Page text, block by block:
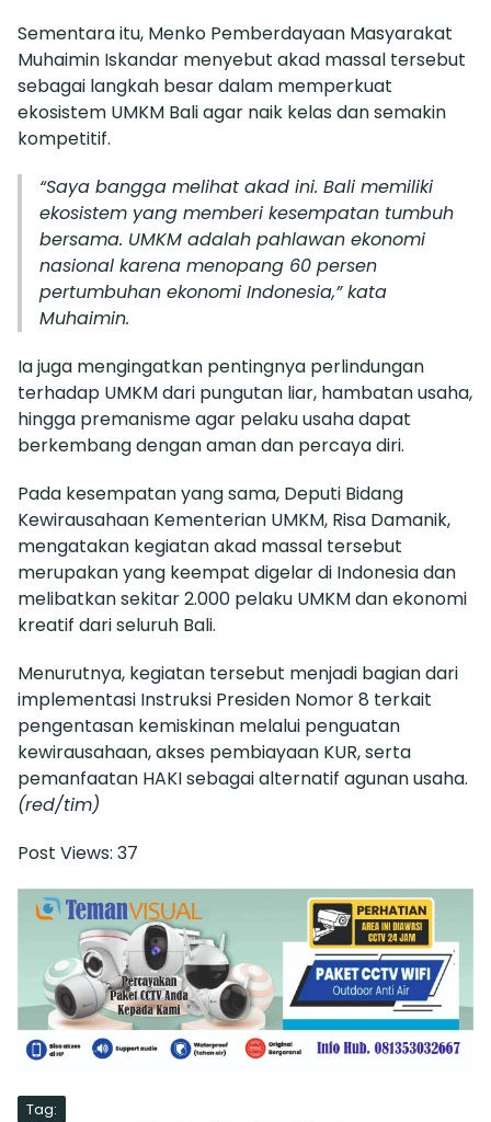
Sementara itu, Menko Pemberdayaan Masyarakat
Muhaimin Iskandar menyebut akad massal tersebut
sebagai langkah besar dalam memperkuat
ekosistem UMKM Bali agar naik kelas dan semakin
kompetitif.
“Saya bangga melihat akad ini. Bali memiliki
ekosistem yang memberi kesempatan tumbuh
bersama. UMKM adalah pahlawan ekonomi
nasional karena menopang 60 persen
pertumbuhan ekonomi Indonesia,” kata
Muhaimin.
Ia juga mengingatkan pentingnya perlindungan
terhadap UMKM dari pungutan liar, hambatan usaha,
hingga premanisme agar pelaku usaha dapat
berkembang dengan aman dan percaya diri.
Pada kesempatan yang sama, Deputi Bidang
Kewirausahaan Kementerian UMKM, Risa Damanik,
mengatakan kegiatan akad massal tersebut
merupakan yang keempat digelar di Indonesia dan
melibatkan sekitar 2.000 pelaku UMKM dan ekonomi
kreatif dari seluruh Bali.
Menurutnya, kegiatan tersebut menjadi bagian dari
implementasi Instruksi Presiden Nomor 8 terkait
pengentasan kemiskinan melalui penguatan
kewirausahaan, akses pembiayaan KUR, serta
pemanfaatan HAKI sebagai alternatif agunan usaha.
(red/tim)
Post Views: 37
Tag: